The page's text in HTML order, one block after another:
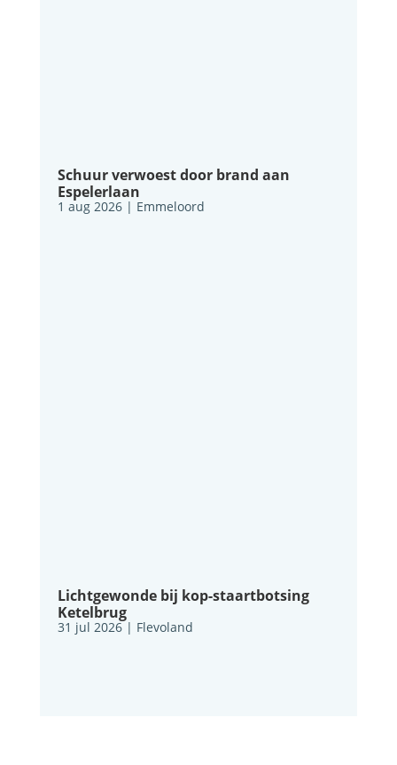
Schuur verwoest door brand aan
Espelerlaan
1 aug 2026| Emmeloord
Lichtgewonde bij kop-staartbotsing
Ketelbrug
31 jul 2026| Flevoland